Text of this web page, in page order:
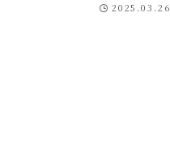
2025.03.26